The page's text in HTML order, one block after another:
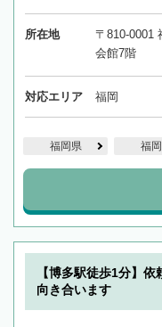
所在地
〒810-0001
会館7階
対応エリア 福岡
福岡県 福
【博多駅徒歩1分】
向き合います